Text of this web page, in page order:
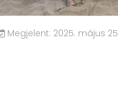
Megjelent: 2025. május 25